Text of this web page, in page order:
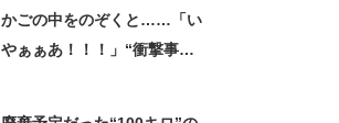
かごの中をのぞくと……「い
やぁぁあ！！！」“衝撃事